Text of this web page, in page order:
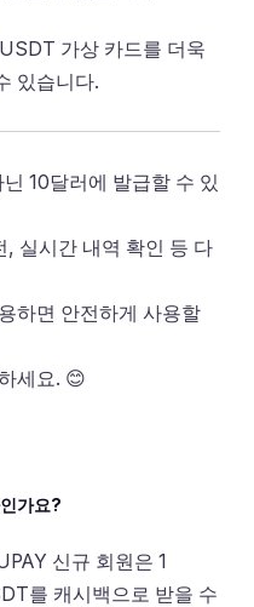
가상 카드를 더욱
있습니다.
10달러에 발급할 수 있
, 실시간 내역 확인 등 다
하면 안전하게 사용할
세요. 😊
가요?
신규 회원은 1
를 캐시백으로 받을 수